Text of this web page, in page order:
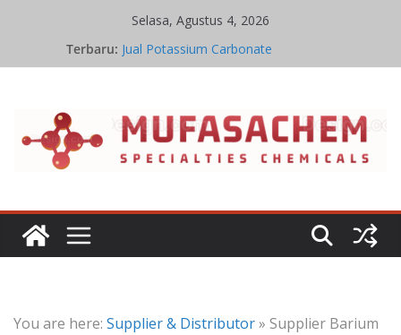
Selasa, Agustus 4, 2026
Terbaru: Jual Potassium Carbonate
Harga Potassium Carbonate Terbaru
Kesetimbangan Kimia Iron Oxide
You are here: Supplier & Distributor» Supplier Barium